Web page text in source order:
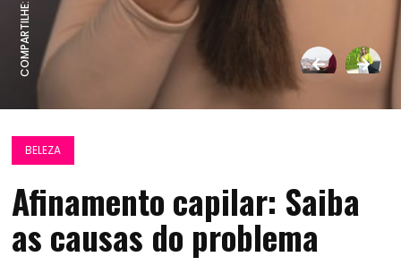
COMPARTILHE:
BELEZA
Afinamento capilar: Saiba
as causas do problema